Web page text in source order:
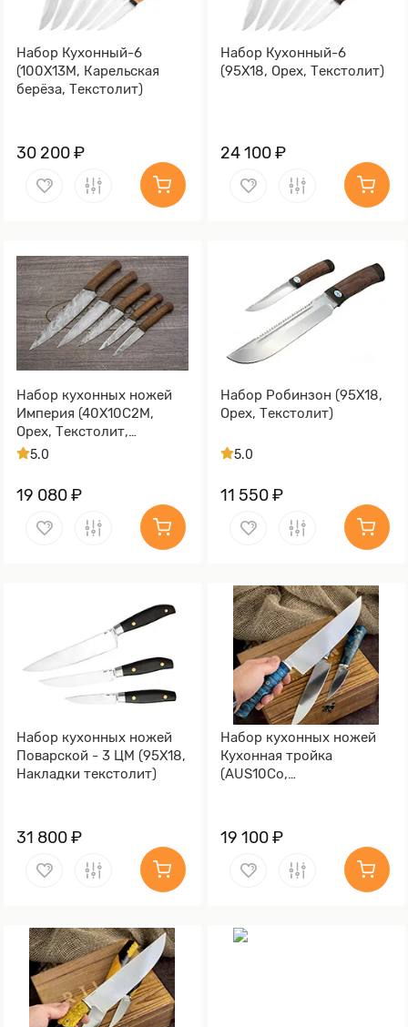
Набор Кухонный-6
(100Х13М, Карельская
берёза, Текстолит)
30 200 ₽
Набор Кухонный-6
(95Х18, Орех, Текстолит)
24 100 ₽
Набор кухонных ножей
Империя (40Х10С2М,
Орех, Текстолит,
Имитация дамасского
5.0
19 080 ₽
Набор Робинзон (95Х18,
Орех, Текстолит)
5.0
11 550 ₽
Набор кухонных ножей
Поварской - 3 ЦМ (95Х18,
Накладки текстолит)
31 800 ₽
Набор кухонных ножей
Кухонная тройка
(AUS10Co,
19 100 ₽